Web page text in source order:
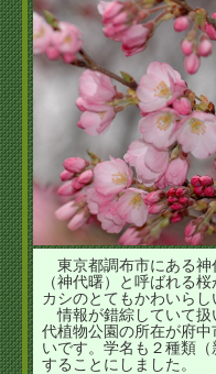
東京都調布市にある神
（神代曙）と呼ばれる
カシのとてもかわいらし
情報が錯綜していて扱
代植物公園の所在が府
いです。学名も２種類
することにしました。